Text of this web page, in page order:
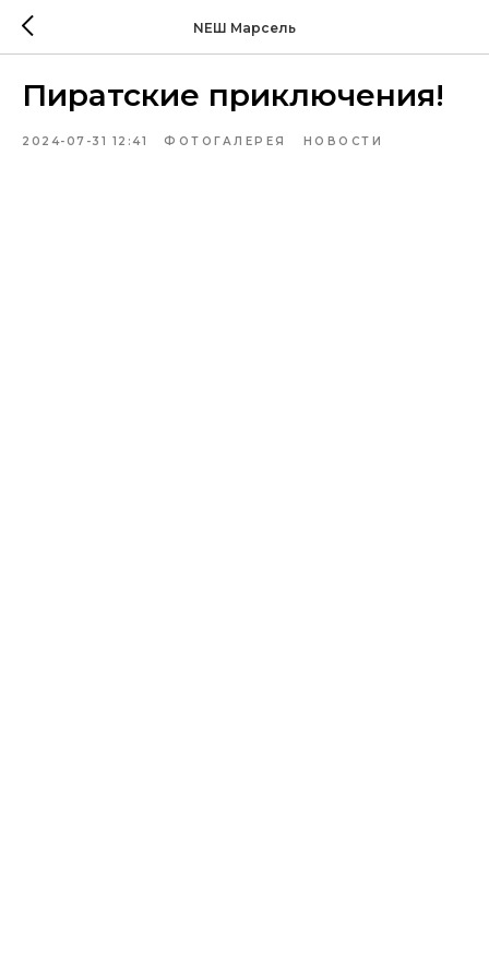
NEШ Марсель
Пиратские приключения!
2024-07-31 12:41 ФОТОГАЛЕРЕЯ НОВОСТИ